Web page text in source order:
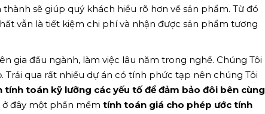
sẽ giúp quý khách hiểu rõ hơn về sản phẩm. Từ đó
vẫn là tiết kiệm chi phí và nhận được sản phẩm tương
gia đầu ngành, làm việc lâu năm trong nghề. Chúng Tôi
qua rất nhiều dự án có tính phức tạp nên chúng Tôi
tính toán kỹ lưỡng các yếu tố để đảm bảo đôi bên cùng
ở đây một phần mềm tính toán giá cho phép ước tính